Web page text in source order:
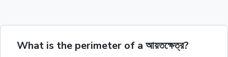
What is the perimeter of a আয়তক্ষেত্র?